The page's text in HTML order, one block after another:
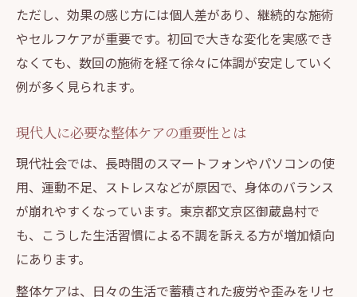
ただし、効果の感じ方には個人差があり、継続的な施術
やセルフケアが重要です。初回で大きな変化を実感でき
なくても、数回の施術を経て徐々に体調が安定していく
例が多く見られます。
現代人に必要な整体ケアの重要性とは
現代社会では、長時間のスマートフォンやパソコンの使
用、運動不足、ストレスなどが原因で、身体のバランス
が崩れやすくなっています。東京都文京区御蔵島村で
も、こうした生活習慣による不調を訴える方が増加傾向
にあります。
整体ケアは、日々の生活で蓄積された疲労や歪みをリセ